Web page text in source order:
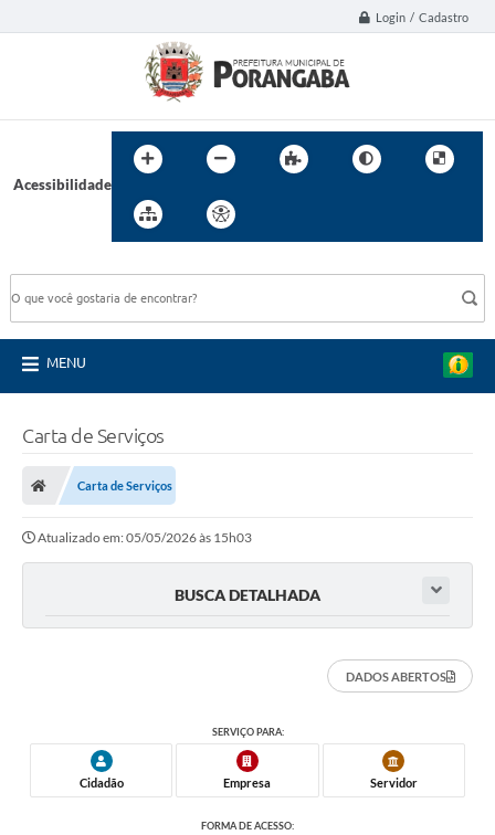
Login / Cadastro
Acessibilidade
MENU
Carta de Serviços
Carta de Serviços
Atualizado em: 05/05/2026 às 15h03
BUSCA DETALHADA
DADOS ABERTOS
SERVIÇO PARA:
Cidadão Empresa Servidor
FORMA DE ACESSO: